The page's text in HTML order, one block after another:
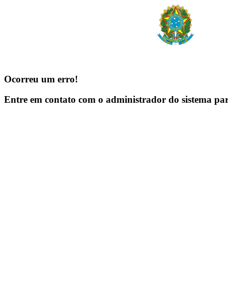
Ocorreu um erro!
Entre em contato com o administrador do sistema